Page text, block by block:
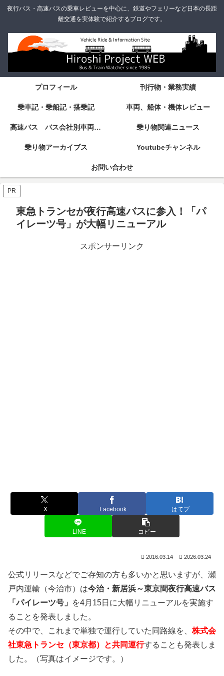
夜行バス・高速バスの乗車レビューを中心に、鉄道やフェリーなど日本の長距
離交通を実体験で紹介するブログです。
プロフィール 刊行物・業務実績
乗車記・乗船記・搭乗記 車両、船体・機体レビュー
高速バス バス会社別車両・設備・シート紹介 乗り物関連ニュース
乗り物アーカイブス Youtubeチャンネル
お問い合わせ
PR
東急トランセが夜行高速バスに参入！「パ
イレーツ号」が大幅リニューアル
スポンサーリンク
X Facebook はてブ
LINE コピー
2016.03.14 2026.03.24
公式リリースなどでご存知の方も多いかと思いますが、瀬
戸内運輸（今治市）は今治・新居浜～東京間夜行高速バス
「パイレーツ号」
を4月15日に大幅リニューアルを実施す
ることを発表しました。
その中で、これまで単独で運行していた同路線を、 株式会
社東急トランセ（東京都）と共同運行することも発表しま
した。（写真はイメージです。）